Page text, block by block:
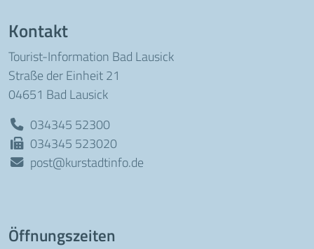
Kontakt
Tourist-Information Bad Lausick
Straße der Einheit 21
04651 Bad Lausick
034345 52300
034345 523020
post@kurstadtinfo.de
Öffnungszeiten